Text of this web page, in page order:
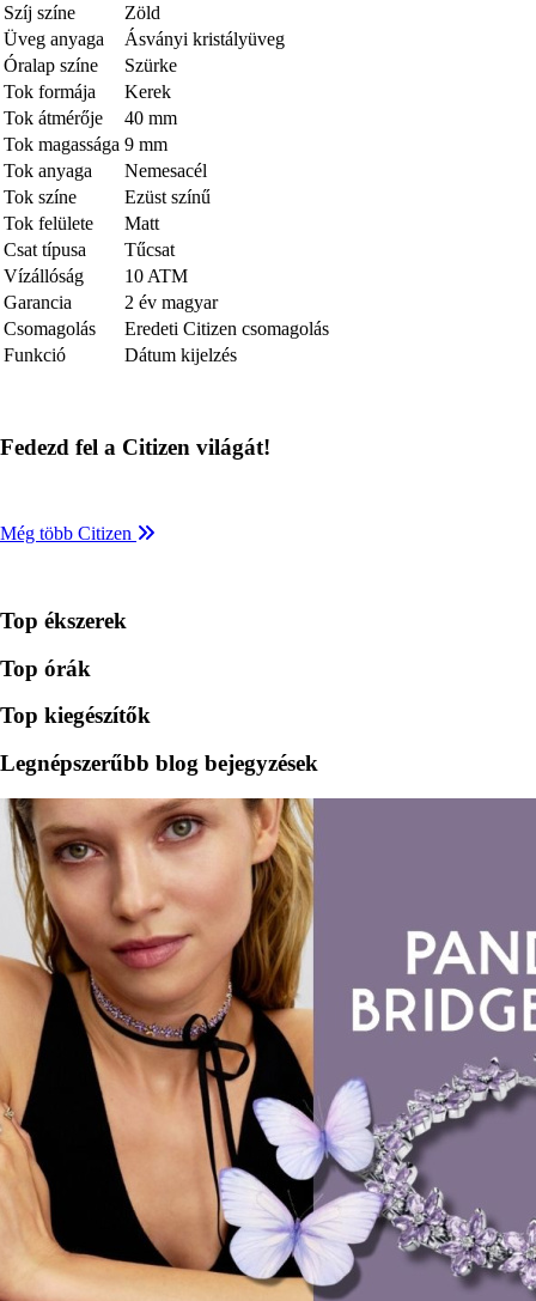
Szíj színe
Zöld
Üveg anyaga
Ásványi kristályüveg
Óralap színe
Szürke
Tok formája
Kerek
Tok átmérője
40 mm
Tok magassága 9 mm
Tok anyaga
Nemesacél
Tok színe
Ezüst színű
Tok felülete
Matt
Csat típusa
Tűcsat
Vízállóság
10 ATM
Garancia
2 év magyar
Csomagolás
Eredeti Citizen csomagolás
Funkció
Dátum kijelzés
Fedezd fel a Citizen világát!
Még több Citizen
Top ékszerek
Top órák
Top kiegészítők
Legnépszerűbb blog bejegyzések